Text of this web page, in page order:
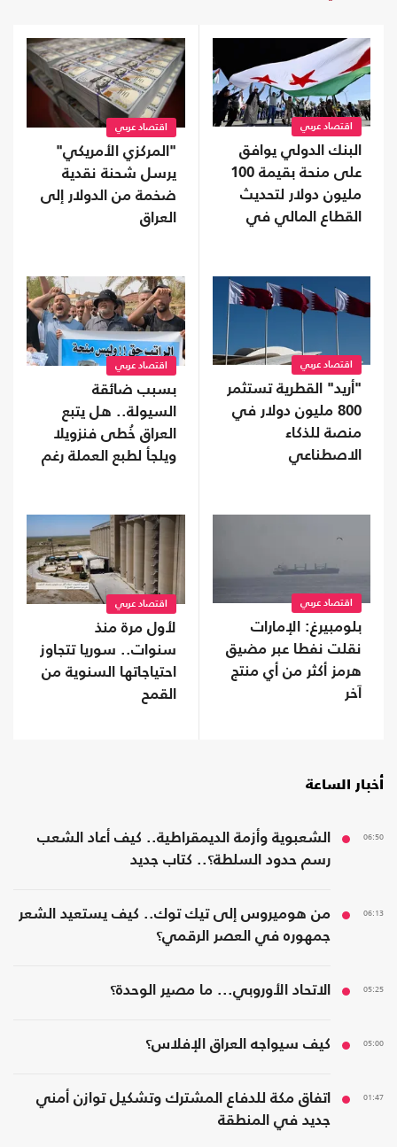
اقتصاد عربي
البنك الدولي يوافق
على منحة بقيمة 100
مليون دولار لتحديث
القطاع المالي في
اقتصاد عربي
"المركزي الأمريكي"
يرسل شحنة نقدية
ضخمة من الدولار إلى
العراق
اقتصاد عربي
"أريد" القطرية تستثمر
800 مليون دولار في
منصة للذكاء
الاصطناعي
اقتصاد عربي
بسبب ضائقة
السيولة.. هل يتبع
العراق خُطى فنزويلا
ويلجأ لطبع العملة رغم
اقتصاد عربي
بلومبيرغ: الإمارات
نقلت نفطا عبر مضيق
هرمز أكثر من أي منتج
آخر
اقتصاد عربي
لأول مرة منذ
سنوات.. سوريا تتجاوز
احتياجاتها السنوية من
القمح
أخبار الساعة
06:50
الشعبوية وأزمة الديمقراطية.. كيف أعاد الشعب
رسم حدود السلطة؟.. كتاب جديد
06:13
من هوميروس إلى تيك توك.. كيف يستعيد الشعر
جمهوره في العصر الرقمي؟
05:25 الاتحاد الأوروبي... ما مصير الوحدة؟
05:00 كيف سيواجه العراق الإفلاس؟
01:47
اتفاق مكة للدفاع المشترك وتشكيل توازن أمني
جديد في المنطقة